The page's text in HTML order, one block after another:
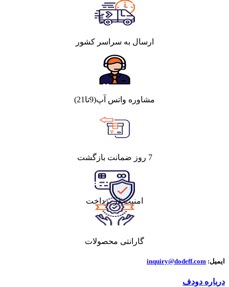
ارسال به سراسر کشور
مشاوره واتس آپ(9تا21)
7 روز ضمانت بازگشت
امنیت در پرداخت
گارانتی محصولات
ایمیل: inquiry@dodeff.com
درباره دودف